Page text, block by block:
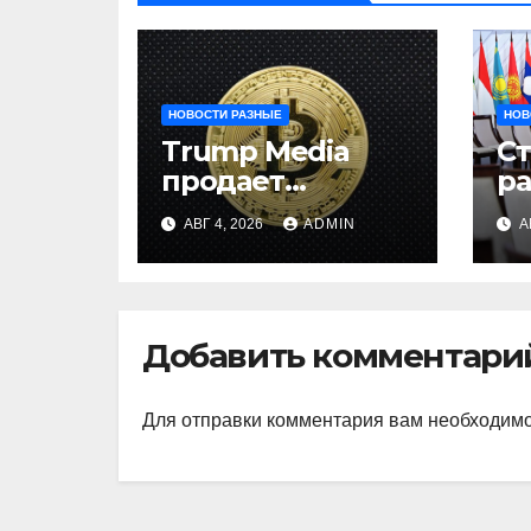
НОВОСТИ РАЗНЫЕ
Trump Media
продает
биткоины:
убыток $165 млн
АВГ 4, 2026 ADMIN
Добавить
Для отправки комментария вам